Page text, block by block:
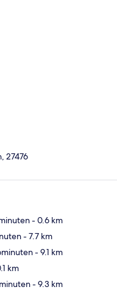
27476
- 0.6 km
- 7.7 km
- 9.1 km
km
- 9.3 km